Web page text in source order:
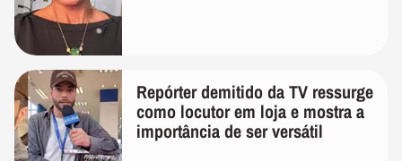
Repórter demitido da TV ressurge
como locutor em loja e mostra a
importância de ser versátil